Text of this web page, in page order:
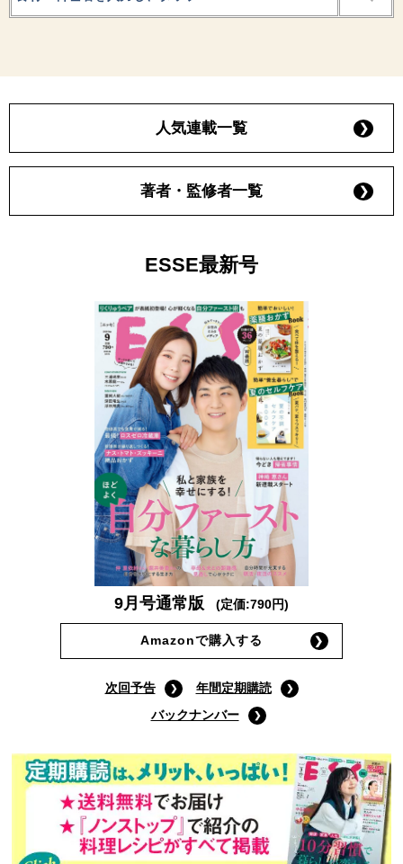
人気連載一覧
著者・監修者一覧
ESSE最新号
9月号通常版 (定価:790円)
Amazonで購入する
次回予告
年間定期購読
バックナンバー